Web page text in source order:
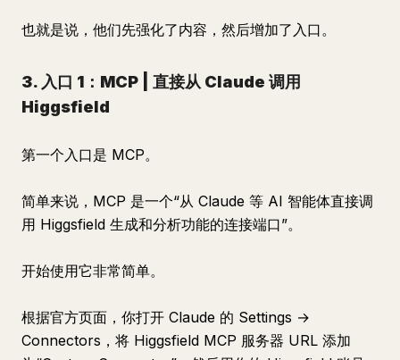
也就是说，他们先强化了内容，然后增加了入口。
3. 入口 1：MCP | 直接从 Claude 调用
Higgsfield
第一个入口是 MCP。
简单来说，MCP 是一个“从 Claude 等 AI 智能体直接调
用 Higgsfield 生成和分析功能的连接端口”。
开始使用它非常简单。
根据官方页面，你打开 Claude 的 Settings →
Connectors，将 Higgsfield MCP 服务器 URL 添加